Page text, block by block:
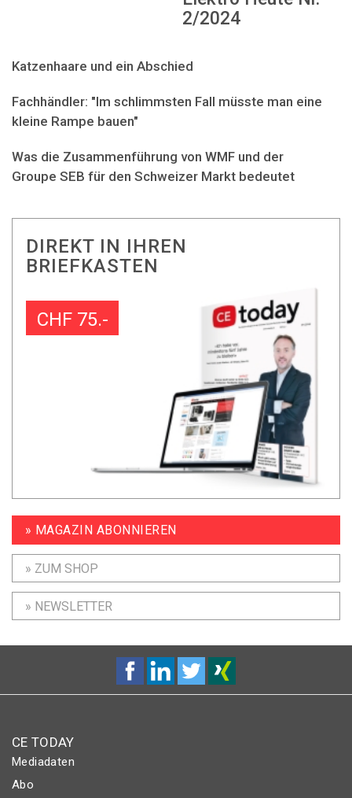
2/2024
Katzenhaare und ein Abschied
Fachhändler: "Im schlimmsten Fall müsste man eine
kleine Rampe bauen"
Was die Zusammenführung von WMF und der
Groupe SEB für den Schweizer Markt bedeutet
DIREKT IN IHREN
BRIEFKASTEN
CHF 75.-
» MAGAZIN ABONNIEREN
» ZUM SHOP
» NEWSLETTER
CE TODAY
Mediadaten
Abo